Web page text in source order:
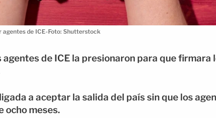
agentes de ICE-Foto: Shutterstock
agentes de ICE la presionaron para que firmara
a aceptar la salida del país sin que los
ocho meses.